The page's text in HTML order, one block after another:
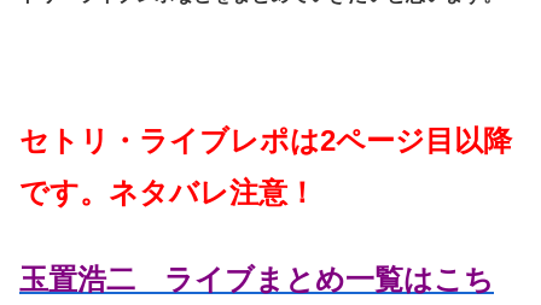
セトリ・ライブレポは2ページ目以降
です。ネタバレ注意！
玉置浩二 ライブまとめ一覧はこち